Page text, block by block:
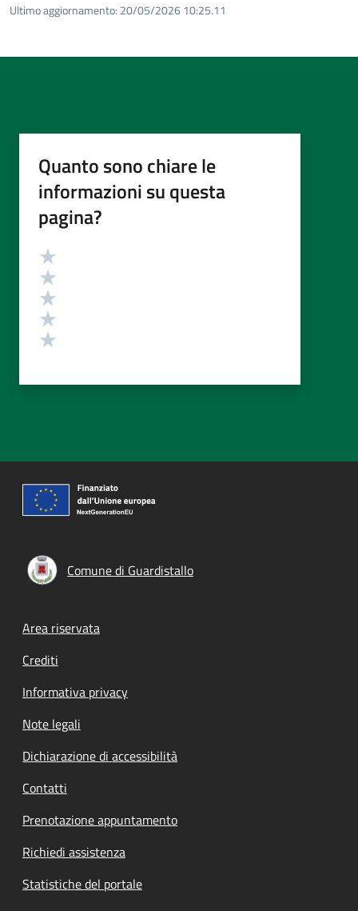
Ultimo aggiornamento: 20/05/2026 10:25.11
Quanto sono chiare le
informazioni su questa
pagina?
Valutazione
Comune di Guardistallo
Footer menu
Area riservata
Crediti
Informativa privacy
Note legali
Dichiarazione di accessibilità
Contatti
Prenotazione appuntamento
Richiedi assistenza
Statistiche del portale